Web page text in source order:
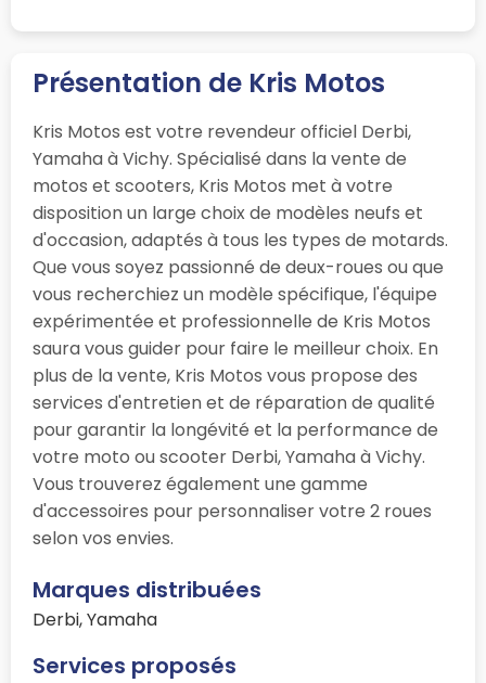
Présentation de Kris Motos
Kris Motos est votre revendeur officiel Derbi,
Yamaha à Vichy. Spécialisé dans la vente de
motos et scooters, Kris Motos met à votre
disposition un large choix de modèles neufs et
d'occasion, adaptés à tous les types de motards.
Que vous soyez passionné de deux-roues ou que
vous recherchiez un modèle spécifique, l'équipe
expérimentée et professionnelle de Kris Motos
saura vous guider pour faire le meilleur choix. En
plus de la vente, Kris Motos vous propose des
services d'entretien et de réparation de qualité
pour garantir la longévité et la performance de
votre moto ou scooter Derbi, Yamaha à Vichy.
Vous trouverez également une gamme
d'accessoires pour personnaliser votre 2 roues
selon vos envies.
Marques distribuées
Derbi, Yamaha
Services proposés